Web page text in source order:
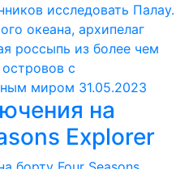
исследовать Палау.
океана, архипелаг
россыпь из более чем
с
миром 31.05.2023
на
Explorer